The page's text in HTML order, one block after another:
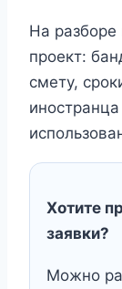
На
проект:
смету,
Хотите
заявки?
Можно